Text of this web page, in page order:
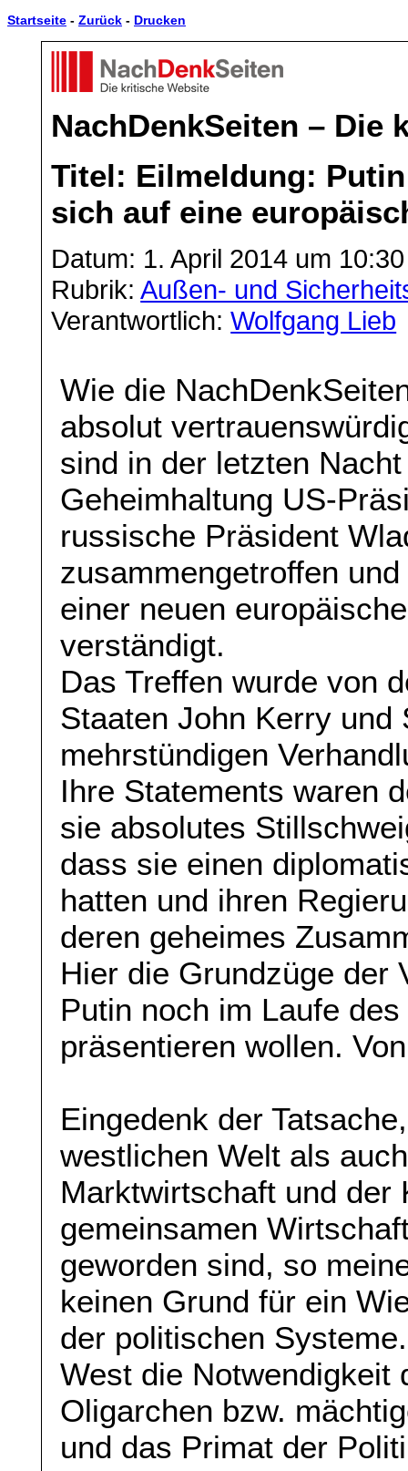
Startseite - Zurück - Drucken
NachDenkSeiten – Die
Titel: Eilmeldung:
sich auf eine
Datum: 1. April 2014 um
Rubrik:Außen- und
Verantwortlich:Wolfgang Lieb
Wie die
absolut
sind in der letzten
Geheimhaltung US-
russische Präsident
zusammengetroffen
einer neuen
verständigt.
Das Treffen wurde von
Staaten John Kerry und
mehrstündigen
Ihre Statements waren
sie absolutes
dass sie einen
hatten und ihren
deren geheimes
Hier die Grundzüge der
Putin noch im Laufe
präsentieren wollen.
Eingedenk der
westlichen Welt als
Marktwirtschaft und der
gemeinsamen
geworden sind, so
keinen Grund für ein
der politischen
West die Notwendigkeit
Oligarchen bzw.
und das Primat der